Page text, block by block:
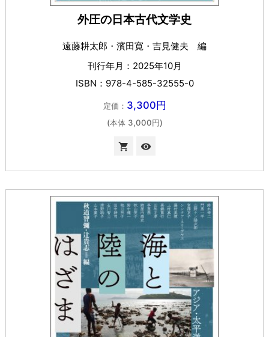
外圧の日本古代文学史
遠藤耕太郎・濱田寛・吉見健夫 編
刊行年月：2025年10月
ISBN：978-4-585-32555-0
定価： 3,300円
(本体 3,000円)
 visibility